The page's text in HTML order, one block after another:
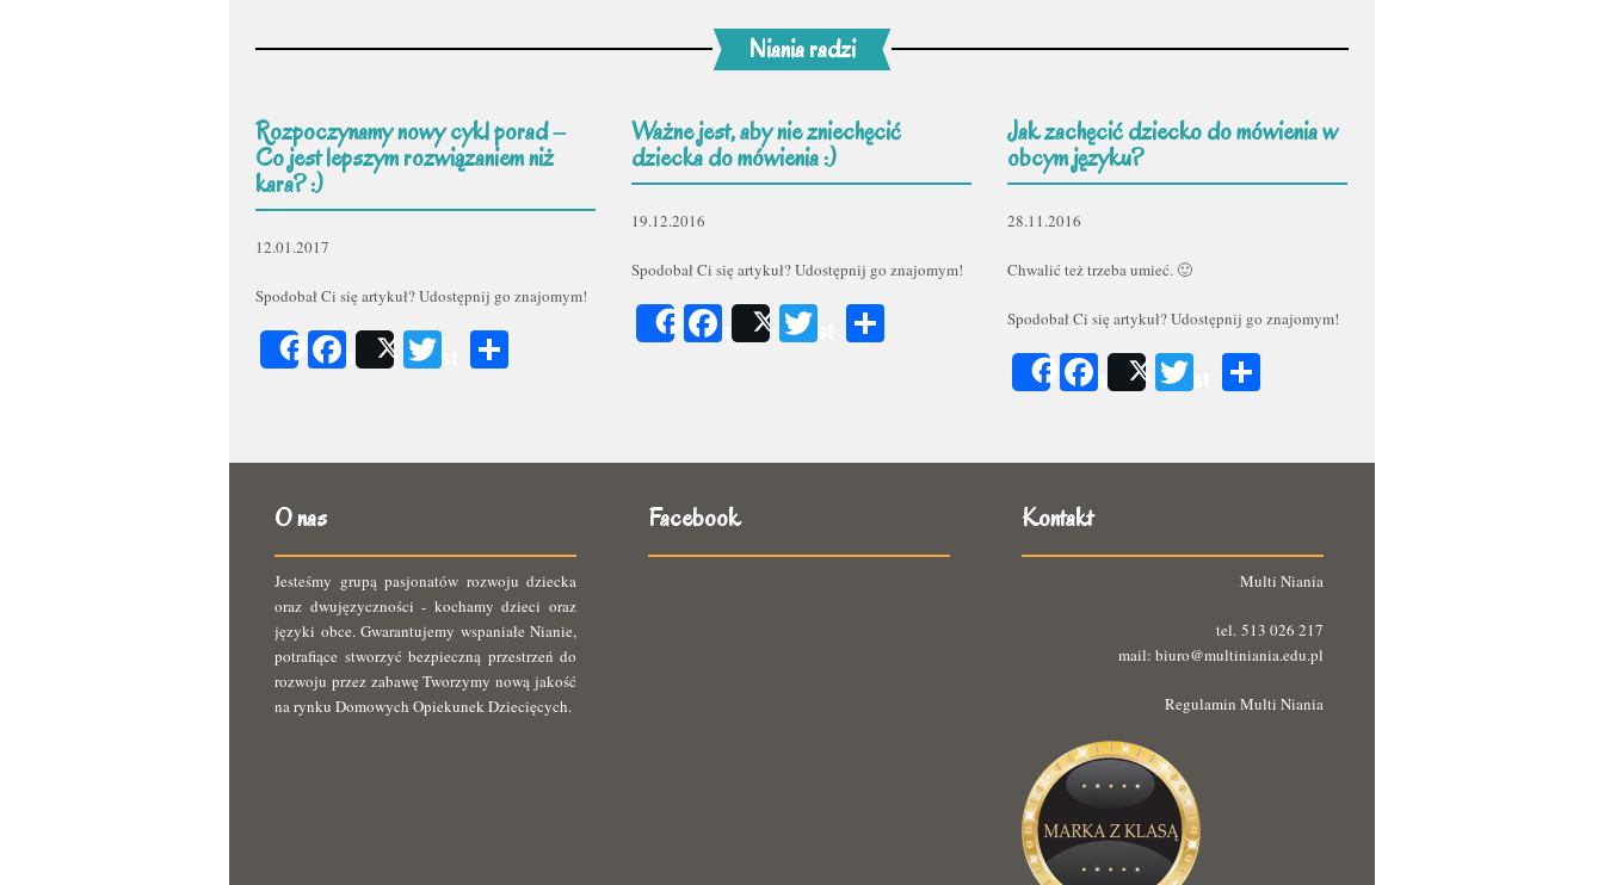
Niania radzi
Rozpoczynamy nowy cykl porad –
Co jest lepszym rozwiązaniem niż
kara? :)
12.01.2017
Spodobał Ci się artykuł? Udostępnij go znajomym!
ShareFacebook
Post Twitter
Ważne jest, aby nie zniechęcić
dziecka do mówienia :)
19.12.2016
Spodobał Ci się artykuł? Udostępnij go znajomym!
ShareFacebook
Post Twitter
Jak zachęcić dziecko do mówienia w
obcym języku?
28.11.2016
Chwalić też trzeba umieć. 🙂
Spodobał Ci się artykuł? Udostępnij go znajomym!
ShareFacebook
Post Twitter
O nas
Jesteśmy grupą pasjonatów rozwoju dziecka
oraz dwujęzyczności - kochamy dzieci oraz
języki obce. Gwarantujemy wspaniałe Nianie,
potrafiące stworzyć bezpieczną przestrzeń do
rozwoju przez zabawę Tworzymy nową jakość
na rynku Domowych Opiekunek Dziecięcych.
Facebook Kontakt
Multi Niania
tel. 513 026 217
mail: biuro@multiniania.edu.pl
Regulamin Multi Niania